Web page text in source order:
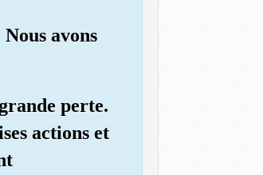
avons
perte.
actions et